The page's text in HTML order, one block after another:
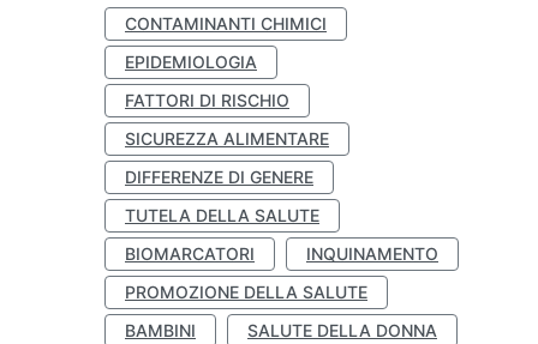
CONTAMINANTI CHIMICI
EPIDEMIOLOGIA
FATTORI DI RISCHIO
SICUREZZA ALIMENTARE
DIFFERENZE DI GENERE
TUTELA DELLA SALUTE
BIOMARCATORI
INQUINAMENTO
PROMOZIONE DELLA SALUTE
BAMBINI
SALUTE DELLA DONNA